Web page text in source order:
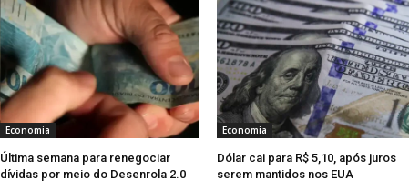
Economia
Última semana para renegociar
dívidas por meio do Desenrola 2.0
Economia
Dólar cai para R$ 5,10, após juros
serem mantidos nos EUA